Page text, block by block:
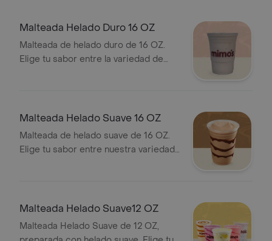
Malteada Helado Duro 16 OZ
Malteada de helado duro de 16 OZ.
Elige tu sabor entre la variedad de
Malteada Helado Suave 16 OZ
Malteada de helado suave de 16 OZ.
Elige tu sabor entre nuestra variedad
Malteada Helado Suave12 OZ
Malteada Helado Suave de 12 OZ,